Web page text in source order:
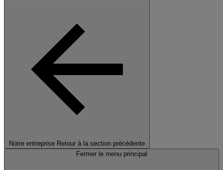
Notre entreprise Retour à la section précédente
Fermer le menu principal